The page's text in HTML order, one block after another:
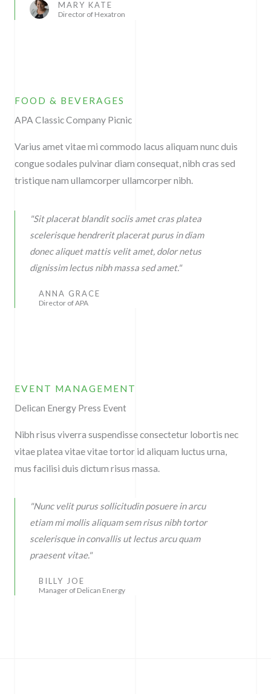
MARY KATE
Director of Hexatron
FOOD & BEVERAGES
APA Classic Company Picnic
Varius amet vitae mi commodo lacus aliquam nunc duis
congue sodales pulvinar diam consequat, nibh cras sed
tristique nam ullamcorper ullamcorper nibh.
"Sit placerat blandit sociis amet cras platea
scelerisque hendrerit placerat purus in diam
donec aliquet mattis velit amet, dolor netus
dignissim lectus nibh massa sed amet."
ANNA GRACE
Director of APA
EVENT MANAGEMENT
Delican Energy Press Event
Nibh risus viverra suspendisse consectetur lobortis nec
vitae platea vitae vitae tortor id aliquam luctus urna,
mus facilisi duis dictum risus massa.
"Nunc velit purus sollicitudin posuere in arcu
etiam mi mollis aliquam sem risus nibh tortor
scelerisque in convallis ut lectus arcu quam
praesent vitae."
BILLY JOE
Manager of Delican Energy